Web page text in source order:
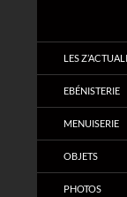
Menuiserie &
LES
EBÉNISTERIE
MENUISERIE
OBJETS
PHOTOS